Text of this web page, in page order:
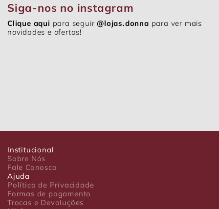
Siga-nos no instagram
Clique aqui para seguir@lojas.donna para ver mais
novidades e ofertas!
Institucional
Sobre Nós
Fale Conosco
Ajuda
Política de Privacidade
Formas de pagamento
Trocas e Devoluções